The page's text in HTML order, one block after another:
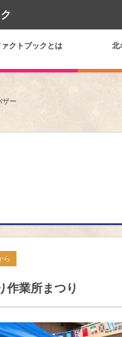
クトブックとは 北
ザー
ら
作業所まつり